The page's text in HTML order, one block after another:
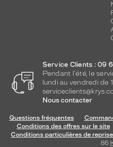
Service Clients : 09
Pendant l'été, le
lundi au vendredi de
Nous contacter
Questions fréquentes
Conditions des offres sur le site
Conditions particulières de
86